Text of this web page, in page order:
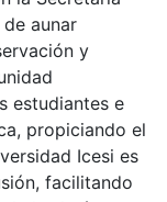
aunar
y
estudiantes e
propiciando el
Icesi es
facilitando